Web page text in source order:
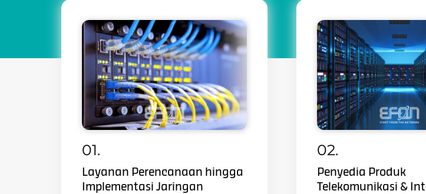
01.
Layanan Perencanaan hingga
Implementasi Jaringan
02.
Penyedia Produk
Telekomunikasi &